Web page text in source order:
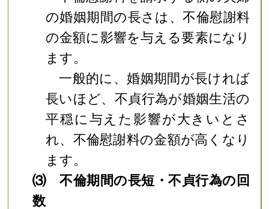
の婚姻期間の長さは、不倫慰謝料
の金額に影響を与える要素になり
ます。
一般的に、婚姻期間が長ければ
長いほど、不貞行為が婚姻生活の
平穏に与えた影響が大きいとさ
れ、不倫慰謝料の金額が高くなり
ます。
⑶ 不倫期間の長短・不貞行為の回
数